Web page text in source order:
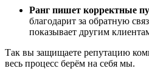
Ранг пишет корректные
благодарит за обратную
показывает другим
Так вы защищаете репутацию
весь процесс берём на себя мы.